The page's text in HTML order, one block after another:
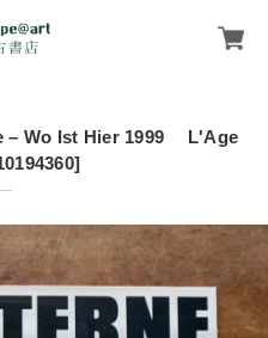
‎– Wo Ist Hier 1999 L'Age